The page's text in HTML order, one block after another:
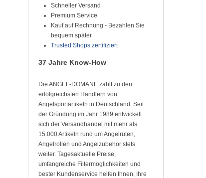
Schneller Versand
Premium Service
Kauf auf Rechnung - Bezahlen Sie
bequem später
Trusted Shops zertifiziert
37 Jahre Know-How
Die ANGEL-DOMÄNE zählt zu den
erfolgreichsten Händlern von
Angelsportartikeln in Deutschland. Seit
der Gründung im Jahr 1989 entwickelt
sich der Versandhandel mit mehr als
15.000 Artikeln rund um Angelruten,
Angelrollen und Angelzubehör stets
weiter. Tagesaktuelle Preise,
umfangreiche Filtermöglichkeiten und
bester Kundenservice helfen Ihnen, Ihre